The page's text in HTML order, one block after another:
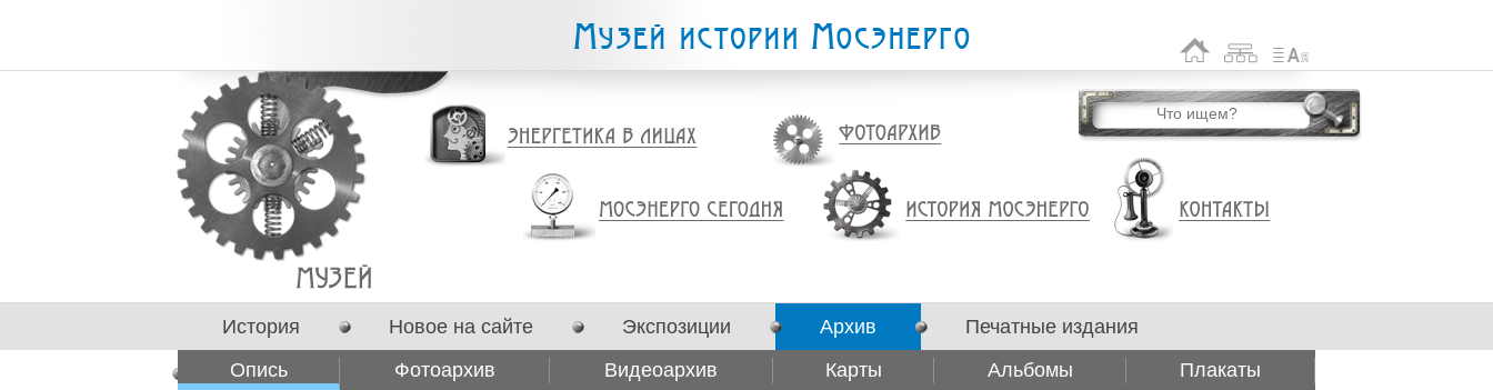
История Новое на сайте Экспозиции
Архив
Опись
Фотоархив Видеоархив Карты Альбомы Плакаты
Печатные издания
Сотрудничество